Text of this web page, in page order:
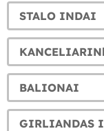
STALO INDAI
BALIONAI
GIRLIANDAS